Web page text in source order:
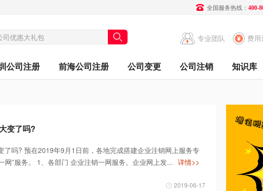
全国服务热线： 400-
费用
专业团队
公司注册 前海公司注册 公司变更 公司注销 知识库
变了吗?
了吗? 预在2019年9月1日前，各地完成搭建企业注销网上服务专
网”服务。 1、各部门 企业注销一网服务。企业网上发... 详情>>
2019-06-17